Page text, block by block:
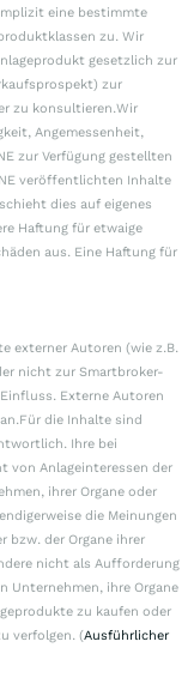
eine bestimmte
zu. Wir
gesetzlich zur
zur
zu konsultieren.Wir
Angemessenheit,
zur Verfügung gestellten
veröffentlichten Inhalte
dies auf eigenes
Haftung für etwaige
aus. Eine Haftung für
externer Autoren (wie z.B.
nicht zur Smartbroker-
Externe Autoren
die Inhalte sind
Ihre bei
von Anlageinteressen der
ihrer Organe oder
die Meinungen
bzw. der Organe ihrer
nicht als Aufforderung
Unternehmen, ihre Organe
zu kaufen oder
verfolgen. (Ausführlicher